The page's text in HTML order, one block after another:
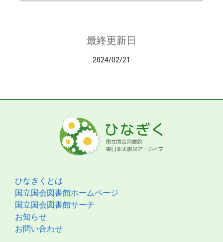
最終更新日
2024/02/21
ひなぎくとは
国立国会図書館ホームページ
国立国会図書館サーチ
お知らせ
お問い合わせ